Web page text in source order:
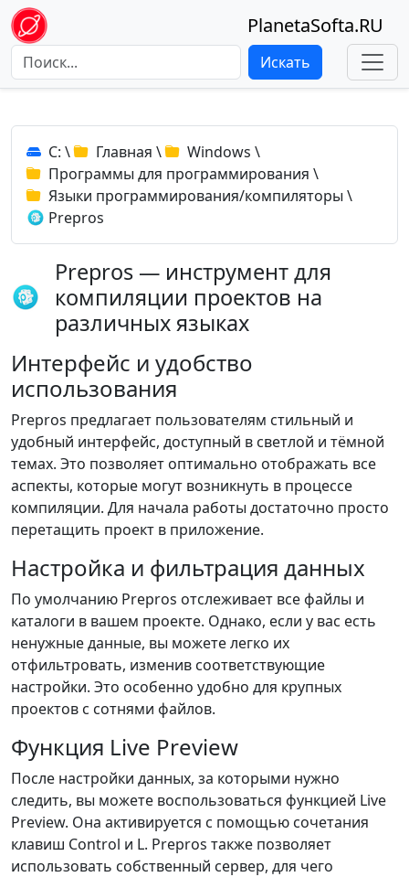
PlanetaSofta.RU
Искать
C: \ Главная \ Windows \
Программы для программирования \
Языки программирования/компиляторы \
Prepros
Prepros — инструмент для
компиляции проектов на
различных языках
Интерфейс и удобство
использования
Prepros предлагает пользователям стильный и
удобный интерфейс, доступный в светлой и тёмной
темах. Это позволяет оптимально отображать все
аспекты, которые могут возникнуть в процессе
компиляции. Для начала работы достаточно просто
перетащить проект в приложение.
Настройка и фильтрация данных
По умолчанию Prepros отслеживает все файлы и
каталоги в вашем проекте. Однако, если у вас есть
ненужные данные, вы можете легко их
отфильтровать, изменив соответствующие
настройки. Это особенно удобно для крупных
проектов с сотнями файлов.
Функция Live Preview
После настройки данных, за которыми нужно
следить, вы можете воспользоваться функцией Live
Preview. Она активируется с помощью сочетания
клавиш Control и L. Prepros также позволяет
использовать собственный сервер, для чего